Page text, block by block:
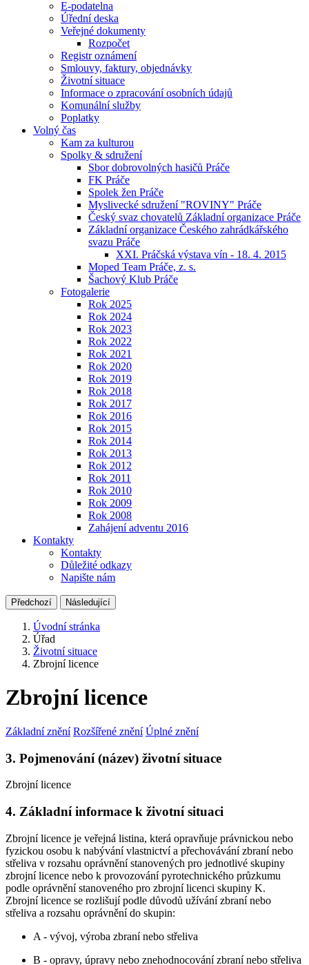
E-podatelna
Úřední deska
Veřejné dokumenty
Rozpočet
Registr oznámení
Smlouvy, faktury, objednávky
Životní situace
Informace o zpracování osobních údajů
Komunální služby
Poplatky
Volný čas
Kam za kulturou
Spolky & sdružení
Sbor dobrovolných hasičů Práče
FK Práče
Spolek žen Práče
Myslivecké sdružení "ROVINY" Práče
Český svaz chovatelů Základní organizace Práče
Základní organizace Českého zahrádkářského
svazu Práče
XXI. Práčská výstava vín - 18. 4. 2015
Moped Team Práče, z. s.
Šachový Klub Práče
Fotogalerie
Rok 2025
Rok 2024
Rok 2023
Rok 2022
Rok 2021
Rok 2020
Rok 2019
Rok 2018
Rok 2017
Rok 2016
Rok 2015
Rok 2014
Rok 2013
Rok 2012
Rok 2011
Rok 2010
Rok 2009
Rok 2008
Zahájení adventu 2016
Kontakty
Kontakty
Důležité odkazy
Napište nám
Předchozí Následující
Úvodní stránka
Úřad
Životní situace
Zbrojní licence
Zbrojní licence
Základní znění Rozšířené znění Úplné znění
3. Pojmenování (název) životní situace
Zbrojní licence
4. Základní informace k životní situaci
Zbrojní licence je veřejná listina, která opravňuje právnickou nebo
fyzickou osobu k nabývání vlastnictví a přechovávání zbraní nebo
střeliva v rozsahu oprávnění stanovených pro jednotlivé skupiny
zbrojní licence nebo k provozování pyrotechnického průzkumu
podle oprávnění stanoveného pro zbrojní licenci skupiny K.
Zbrojní licence se rozlišují podle důvodů užívání zbraní nebo
střeliva a rozsahu oprávnění do skupin:
A - vývoj, výroba zbraní nebo střeliva
B - opravy, úpravy nebo znehodnocování zbraní nebo střeliva